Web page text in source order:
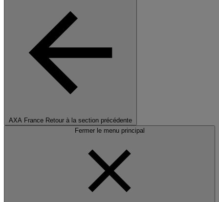
AXA France Retour à la section précédente
Fermer le menu principal